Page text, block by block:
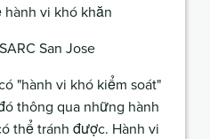
vi khó khăn
San Jose
"hành vi khó kiểm soát"
thông qua những hành
thể tránh được. Hành vi